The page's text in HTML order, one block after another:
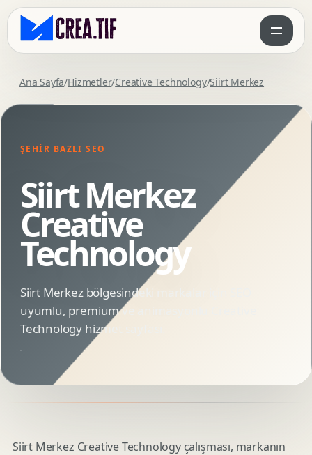
Ana Sayfa/Hizmetler/Creative Technology/Siirt Merkez
ŞEHIR BAZLI SEO
Siirt Merkez
Creative
Technology
Siirt Merkez bölgesindeki markalar için SEO
uyumlu, premium ve animasyonlu Creative
Technology hizmet sayfası.
Siirt Merkez Creative Technology çalışması, markanın